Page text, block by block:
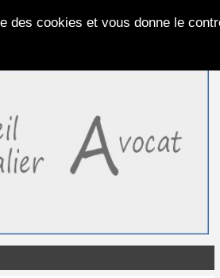
des cookies et vous donne le